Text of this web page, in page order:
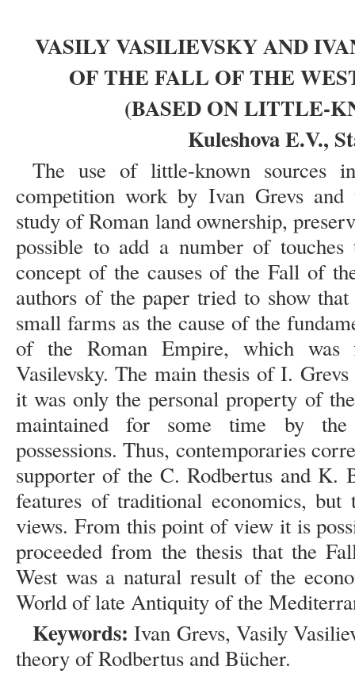
VASILY VASILIEVSKY AND
OF THE FALL OF THE
(BASED ON LITTLE-
Kuleshova E.V.,
The use of little-known sources
competition work by Ivan Grevs and
study of Roman land ownership,
possible to add a number of touches
concept of the causes of the Fall of
authors of the paper tried to show
small farms as the cause of the
of the Roman Empire, which
Vasilevsky. The main thesis of I.
it was only the personal property of
maintained for some time by the
possessions. Thus, contemporaries
supporter of the C. Rodbertus and K.
features of traditional economics,
views. From this point of view it is
proceeded from the thesis that the
West was a natural result of the
World of late Antiquity of the
Keywords: Ivan Grevs, Vasily
theory of Rodbertus and Bücher.